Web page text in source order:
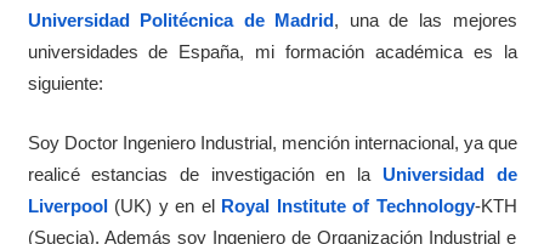
Universidad Politécnica de Madrid, una de las mejores
universidades de España, mi formación académica es la
siguiente:
Soy Doctor Ingeniero Industrial, mención internacional, ya que
realicé estancias de investigación en la Universidad de
Liverpool(UK) y en el Royal Institute of Technology-KTH
(Suecia). Además soy Ingeniero de Organización Industrial e